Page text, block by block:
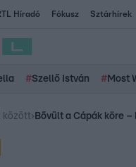
Híradó Fókusz Sztárhírek
#Szellő István # Most
között›